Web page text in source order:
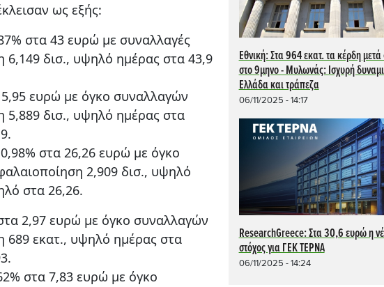
Εθνική: Στα 964 εκατ. τα κέρδη
στο 9μηνο - Μυλωνάς: Ισχυρή
Ελλάδα και τράπεζα
06/11/2025 - 14:17
ResearchGreece: Στα 30,6 ευρώ η
στόχος για ΓΕΚ ΤΕΡΝΑ
06/11/2025 - 14:24
ως εξής:
στα 43 ευρώ με συναλλαγές
6,149 δισ., υψηλό ημέρας στα 43,9
ευρώ με όγκο συναλλαγών
5,889 δισ., υψηλό ημέρας στα
στα 26,26 ευρώ με όγκο
2,909 δισ., υψηλό
στα 26,26.
2,97 ευρώ με όγκο συναλλαγών
689 εκατ., υψηλό ημέρας στα
στα 7,83 ευρώ με όγκο